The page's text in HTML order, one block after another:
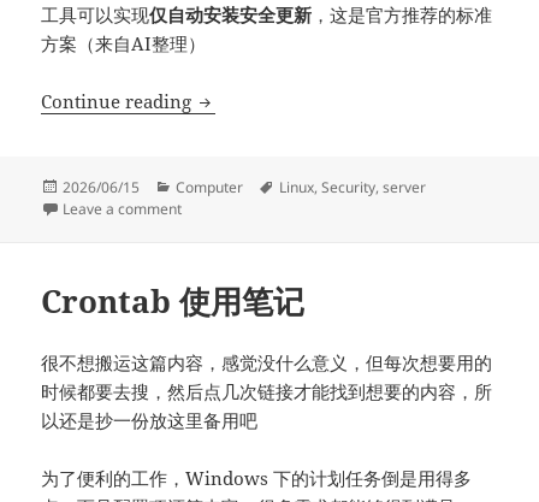
工具可以实现仅自动安装安全更新 ，这是官方推荐的标准
方案（来自AI整理）
Continue reading 给 Debian 开了自动安全更新
Posted
on
2026/06/15 Categories
Computer Tags
Linux,Security,server
Leave a commenton 给 Debian 开了自动安全更新
Crontab 使用笔记
很不想搬运这篇内容，感觉没什么意义，但每次想要用的
时候都要去搜，然后点几次链接才能找到想要的内容，所
以还是抄一份放这里备用吧
为了便利的工作，Windows 下的计划任务倒是用得多